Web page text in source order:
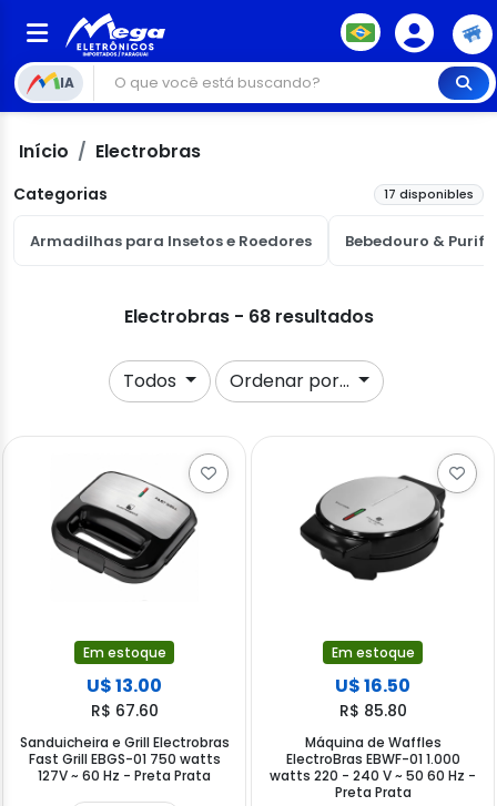
IA
Início Electrobras
Categorias 17 disponibles
Armadilhas para Insetos e Roedores Bebedouro &
Electrobras - 68 resultados
Todos Ordenar por...
Em estoque
U$ 13.00
R$ 67.60
Sanduicheira e Grill Electrobras
Fast Grill EBGS-01 750 watts
127V ~ 60 Hz - Preta Prata
Em estoque
U$ 16.50
R$ 85.80
Máquina de Waffles
ElectroBras EBWF-01 1.000
watts 220 - 240 V ~ 50 60 Hz -
Preta Prata